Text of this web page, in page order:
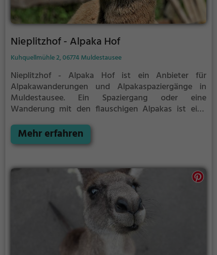
Nieplitzhof - Alpaka Hof
Kuhquellmühle 2, 06774 Muldestausee
Nieplitzhof - Alpaka Hof ist ein Anbieter für
Alpakawanderungen und Alpakaspaziergänge in
Muldestausee. Ein Spaziergang oder eine
Wanderung mit den flauschigen Alpakas ist eine
Ausflug mit der Familie. Die kuscheligen Tiere
strahlen eine unheimliche Ruhe aus und werden
Mehr erfahren